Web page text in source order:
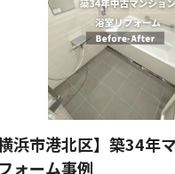
横浜市港北区】築34年
ォーム事例